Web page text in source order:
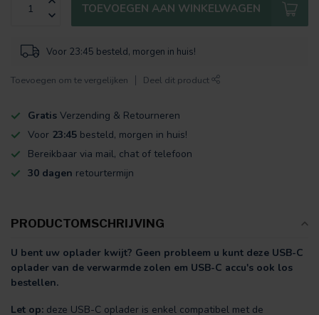
TOEVOEGEN AAN WINKELWAGEN
Voor 23:45 besteld, morgen in huis!
Toevoegen om te vergelijken Deel dit product
Gratis Verzending & Retourneren
Voor 23:45 besteld, morgen in huis!
Bereikbaar via mail, chat of telefoon
30 dagen retourtermijn
PRODUCTOMSCHRIJVING
U bent uw oplader kwijt? Geen probleem u kunt deze USB-C
oplader van de verwarmde zolen em USB-C accu's ook los
bestellen.
Let op: deze USB-C oplader is enkel compatibel met de